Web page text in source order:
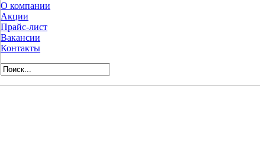
О компании
Акции
Прайс-лист
Вакансии
Контакты